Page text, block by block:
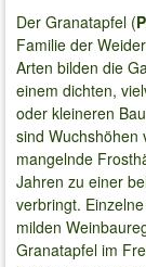
Der Granatapfel (
Familie der
Arten bilden die
einem dichten,
oder kleineren
sind Wuchshöhen
mangelnde
Jahren zu einer
verbringt.
milden
Granatapfel im